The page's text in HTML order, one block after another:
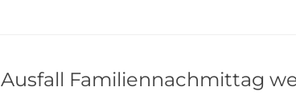
Ausfall Familiennachmittag